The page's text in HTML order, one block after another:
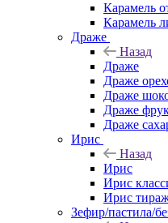
Карамель
Карамель
Драже
Назад
Драже
Драже
Драже
Драже
Драже
Ирис
Назад
Ирис
Ирис
Ирис
Зефир/пастила/